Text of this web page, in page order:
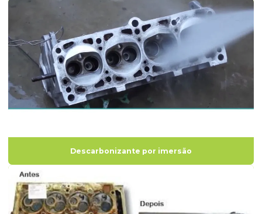
Desengraxante para pintura
Desengraxante para pintura eletrostática
Fabricante de decapantes
Onde comprar descarbonizante
Produto para lavagem de motores elétricos
Produto químico descarbonizante
Removedor de pintura para motores
Removedor de tinta para motores
Descarbonizante por imersão